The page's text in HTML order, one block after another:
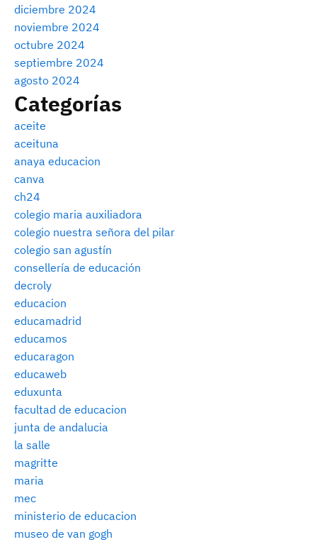
diciembre 2024
noviembre 2024
octubre 2024
septiembre 2024
agosto 2024
Categorías
aceite
aceituna
anaya educacion
canva
ch24
colegio maria auxiliadora
colegio nuestra señora del pilar
colegio san agustín
consellería de educación
decroly
educacion
educamadrid
educamos
educaragon
educaweb
eduxunta
facultad de educacion
junta de andalucia
la salle
magritte
maria
mec
ministerio de educacion
museo de van gogh